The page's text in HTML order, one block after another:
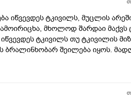
იწვევდეს ტკივილს, მუცლის
მხოლოდ შარდაი მაქვს
ტკივილს თუ ტკივილის
ბრალინხობარ შეილება იყოს.